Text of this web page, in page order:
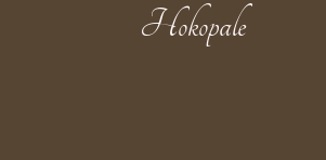
Hokopale